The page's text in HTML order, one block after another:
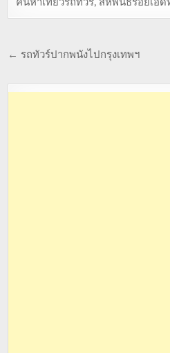
← รถทัวร์ปากพนังไปกรุงเทพฯ